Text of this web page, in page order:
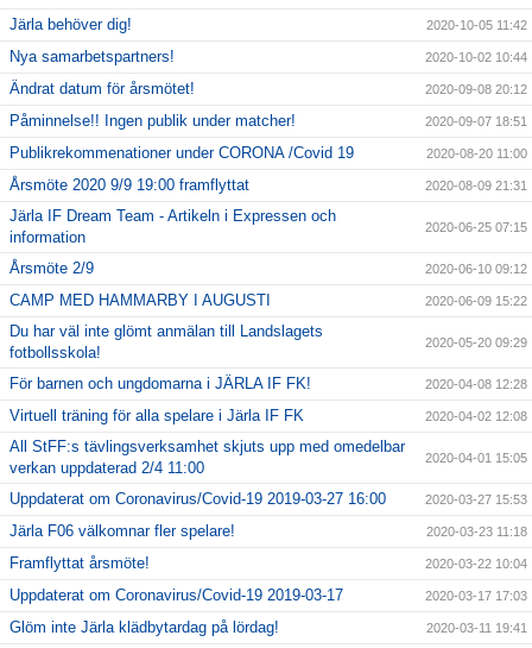
Järla behöver dig! 2020-10-05 11:42
Nya samarbetspartners! 2020-10-02 10:44
Ändrat datum för årsmötet! 2020-09-08 20:12
Påminnelse!! Ingen publik under matcher! 2020-09-07 18:51
Publikrekommenationer under CORONA /Covid 19 2020-08-20 11:00
Årsmöte 2020 9/9 19:00 framflyttat 2020-08-09 21:31
Järla IF Dream Team - Artikeln i Expressen och
information
2020-06-25 07:15
Årsmöte 2/9 2020-06-10 09:12
CAMP MED HAMMARBY I AUGUSTI 2020-06-09 15:22
Du har väl inte glömt anmälan till Landslagets
fotbollsskola!
2020-05-20 09:29
För barnen och ungdomarna i JÄRLA IF FK! 2020-04-08 12:28
Virtuell träning för alla spelare i Järla IF FK 2020-04-02 12:08
All StFF:s tävlingsverksamhet skjuts upp med omedelbar
verkan uppdaterad 2/4 11:00
2020-04-01 15:05
Uppdaterat om Coronavirus/Covid-19 2019-03-27 16:00 2020-03-27 15:53
Järla F06 välkomnar fler spelare! 2020-03-23 11:18
Framflyttat årsmöte! 2020-03-22 10:04
Uppdaterat om Coronavirus/Covid-19 2019-03-17 2020-03-17 17:03
Glöm inte Järla klädbytardag på lördag! 2020-03-11 19:41